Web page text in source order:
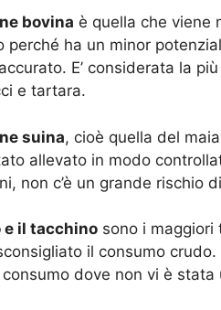
bovina è quella che viene
perché ha un minor
E’ considerata la
e tartara.
suina, cioè quella del
allevato in modo
non c’è un grande rischio
e il tacchino sono i maggiori
il consumo
consumo dove non vi è